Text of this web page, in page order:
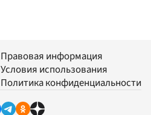
Правовая информация
Условия использования
Политика конфиденциальности